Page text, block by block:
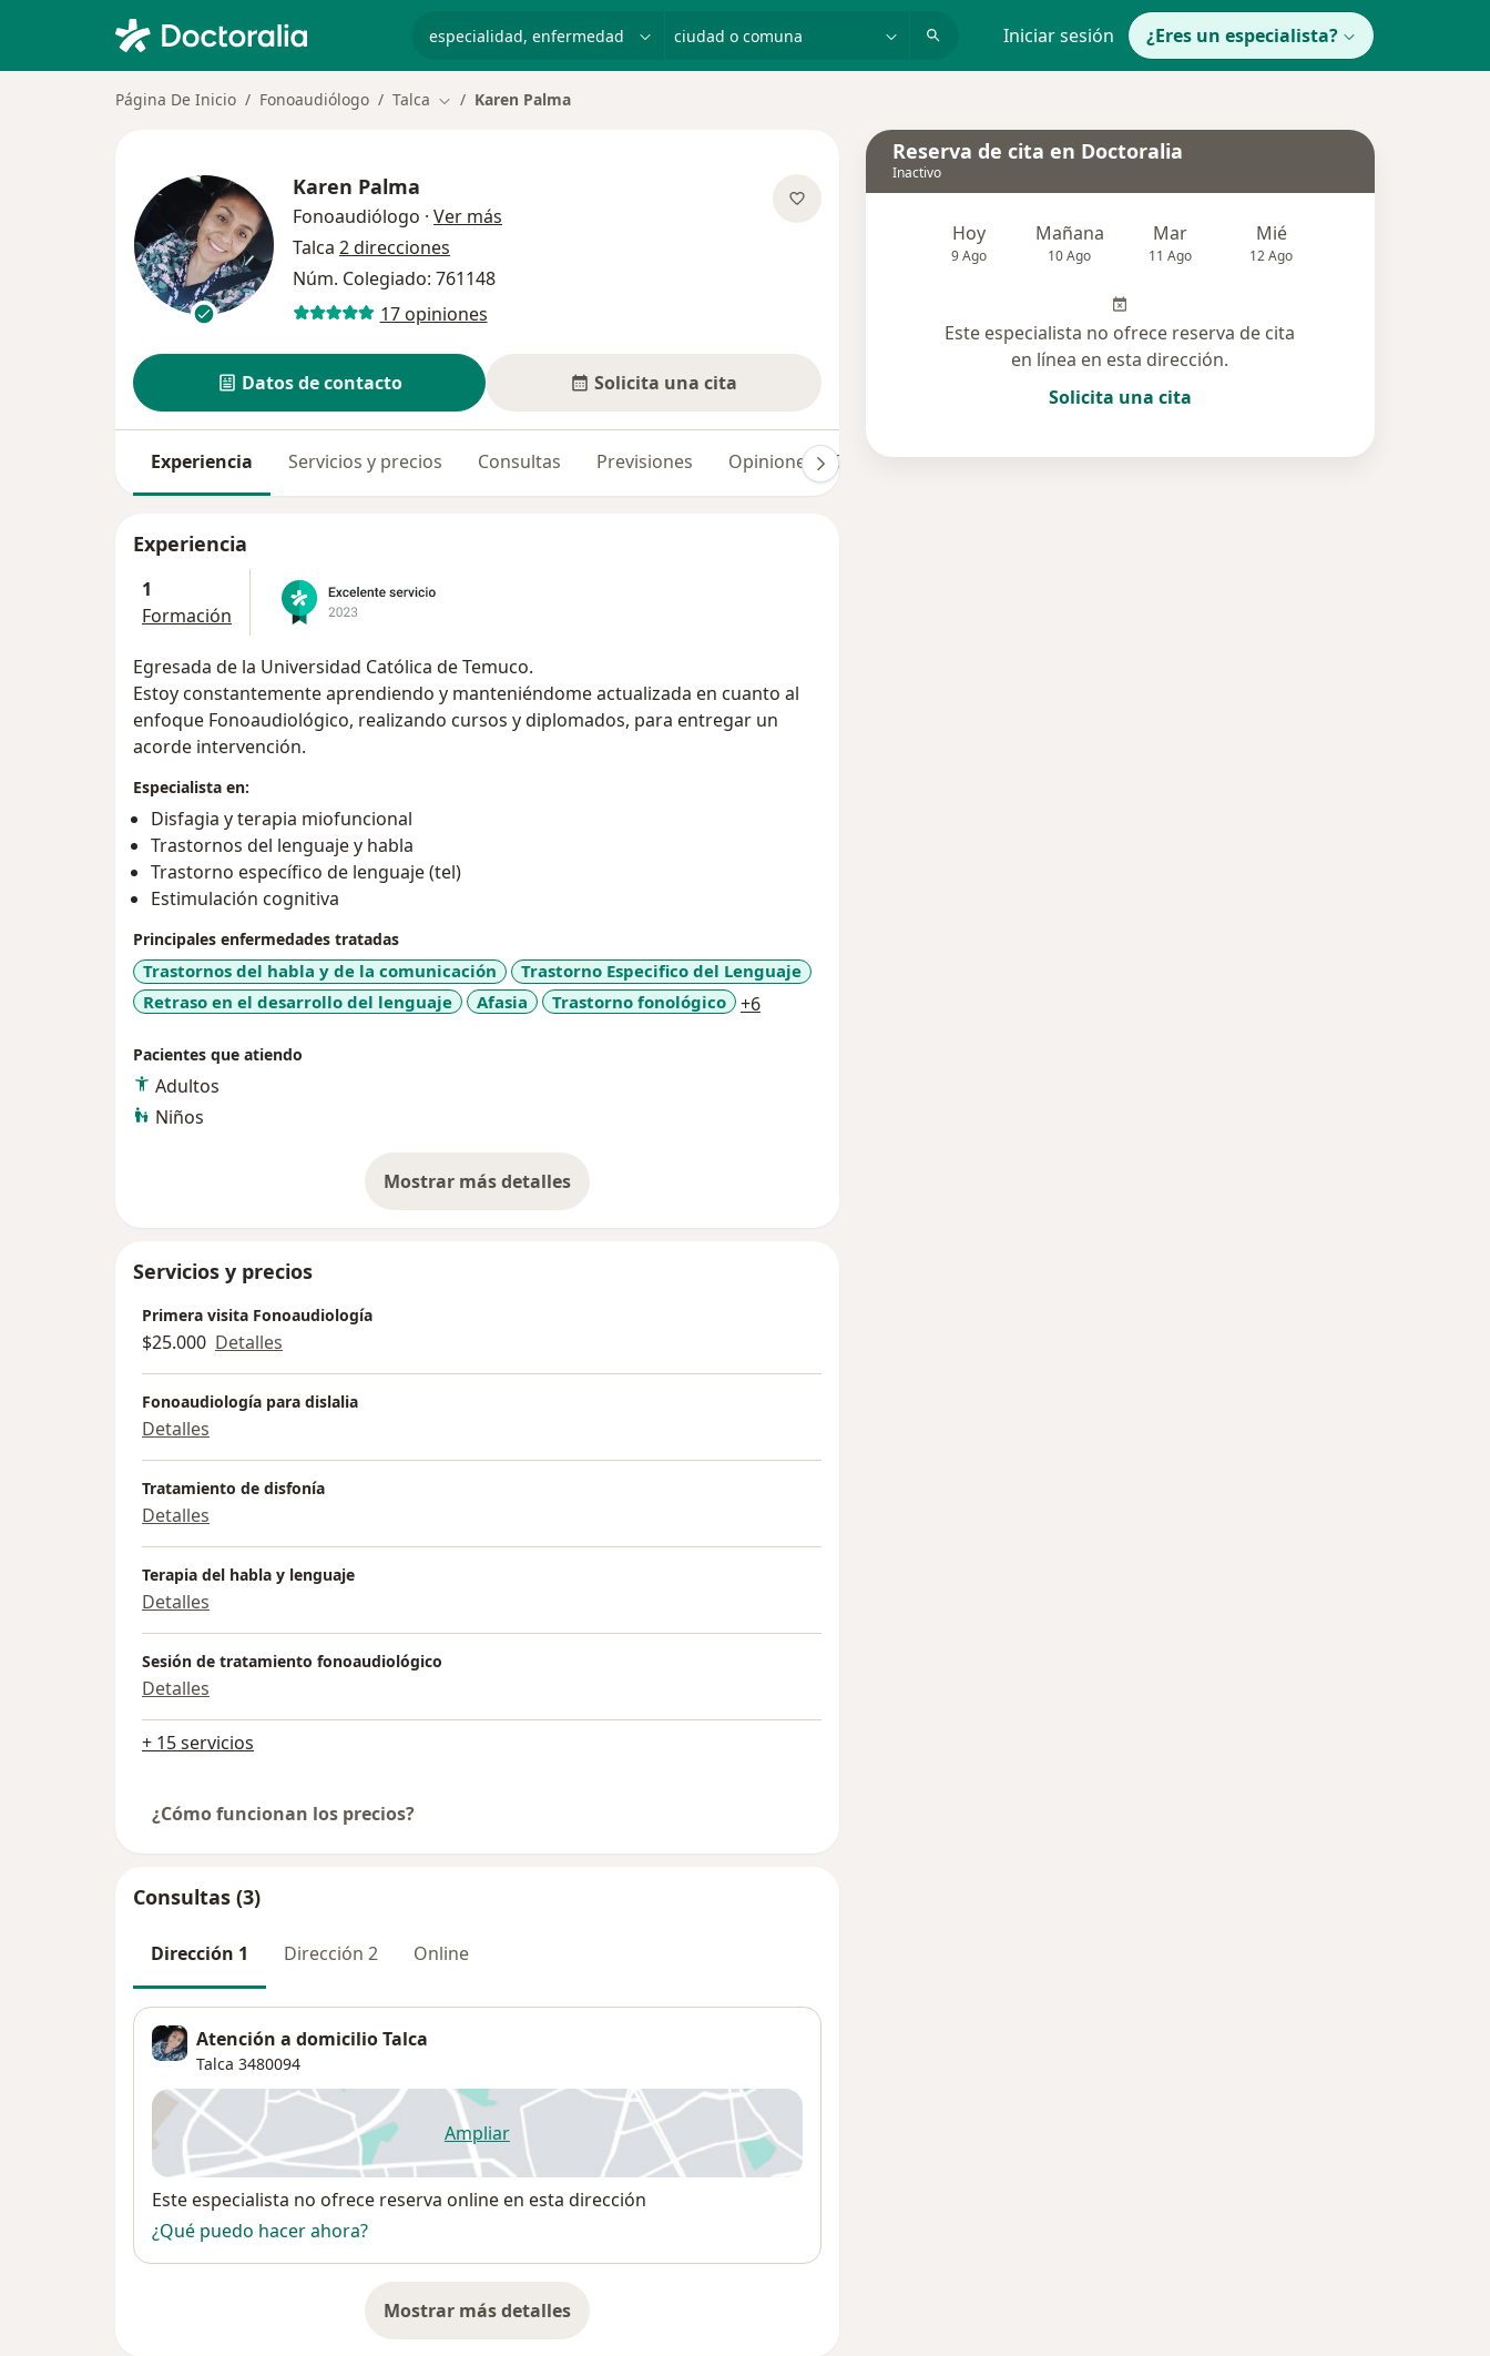
Iniciar sesión ¿Eres un especialista?
Página De Inicio Fonoaudiólogo Talca Cambiar de ciudad
Karen Palma
Karen Palma
Fonoaudiólogo · Ver más
Talca 2 direcciones
Núm. Colegiado: 761148
17 opiniones
Datos de contacto Solicita una cita
Experiencia Servicios y precios Consultas Previsiones Opiniones (17) Dudas solucionadas (11)
Experiencia
1
Formación
Egresada de la Universidad Católica de Temuco.
Estoy constantemente aprendiendo y manteniéndome actualizada en cuanto al
enfoque Fonoaudiológico, realizando cursos y diplomados, para entregar un
acorde intervención.
Especialista en:
Disfagia y terapia miofuncional
Trastornos del lenguaje y habla
Trastorno específico de lenguaje (tel)
Estimulación cognitiva
Principales enfermedades tratadas
Trastornos del habla y de la comunicación
Trastorno Especifico del Lenguaje
Retraso en el desarrollo del lenguaje
Afasia Trastorno fonológico +6a11y_sr_more_diseases
Pacientes que atiendo
Adultos
Niños
Mostrar más detalles
sobre la experiencia
Servicios y precios
Primera visita Fonoaudiología
$25.000 Detalles
Fonoaudiología para dislalia
Detalles
Tratamiento de disfonía
Detalles
Terapia del habla y lenguaje
Detalles
Sesión de tratamiento fonoaudiológico
Detalles
+ 15 servicios
¿Cómo funcionan los precios?
Consultas (3)
Dirección 1 Dirección 2 Online
Atención a domicilio Talca
Talca 3480094
Ampliarse abre en una nueva pestaña
Disponibilidad
Este especialista no ofrece reserva online en esta dirección
¿Qué puedo hacer ahora?
Mostrar más detalles
sobre la dirección
Reserva de cita en Doctoralia
Inactivo
Hoy
9 Ago
Mañana
10 Ago
Mar
11 Ago
Mié
12 Ago
Este especialista no ofrece reserva de cita
en línea en esta dirección.
Solicita una cita